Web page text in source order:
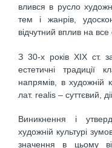
влився в русло
тем і жанрів,
відчутний вплив на все
З 30-х років ХІХ ст.
естетичні традиції
напрямів, в художній
лат. realis – суттєвий,
Виникнення і
художній культурі
значення в цьому